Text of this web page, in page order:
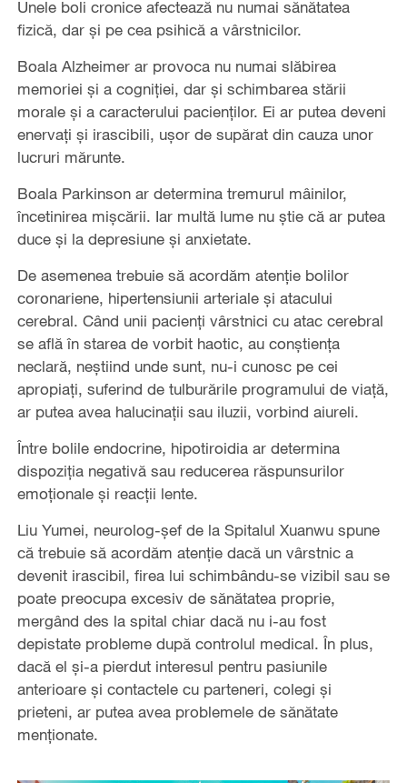
Unele boli cronice afectează nu numai sănătatea
fizică, dar și pe cea psihică a vârstnicilor.
Boala Alzheimer ar provoca nu numai slăbirea
memoriei și a cogniției, dar și schimbarea stării
morale și a caracterului pacienților. Ei ar putea deveni
enervați și irascibili, ușor de supărat din cauza unor
lucruri mărunte.
Boala Parkinson ar determina tremurul mâinilor,
încetinirea mișcării. Iar multă lume nu știe că ar putea
duce și la depresiune și anxietate.
De asemenea trebuie să acordăm atenție bolilor
coronariene, hipertensiunii arteriale și atacului
cerebral. Când unii pacienți vârstnici cu atac cerebral
se află în starea de vorbit haotic, au conștiența
neclară, neștiind unde sunt, nu-i cunosc pe cei
apropiați, suferind de tulburările programului de viață,
ar putea avea halucinații sau iluzii, vorbind aiureli.
Între bolile endocrine, hipotiroidia ar determina
dispoziția negativă sau reducerea răspunsurilor
emoționale și reacții lente.
Liu Yumei, neurolog-șef de la Spitalul Xuanwu spune
că trebuie să acordăm atenție dacă un vârstnic a
devenit irascibil, firea lui schimbându-se vizibil sau se
poate preocupa excesiv de sănătatea proprie,
mergând des la spital chiar dacă nu i-au fost
depistate probleme după controlul medical. În plus,
dacă el și-a pierdut interesul pentru pasiunile
anterioare și contactele cu parteneri, colegi și
prieteni, ar putea avea problemele de sănătate
menționate.